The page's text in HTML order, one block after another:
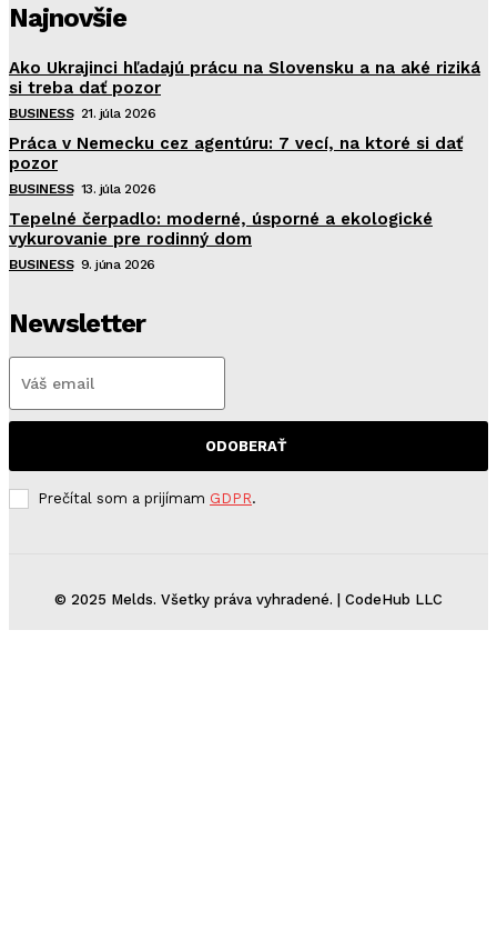
Najnovšie
Ako Ukrajinci hľadajú prácu na Slovensku a na aké riziká
si treba dať pozor
BUSINESS 21. júla 2026
Práca v Nemecku cez agentúru: 7 vecí, na ktoré si dať
pozor
BUSINESS 13. júla 2026
Tepelné čerpadlo: moderné, úsporné a ekologické
vykurovanie pre rodinný dom
BUSINESS 9. júna 2026
Newsletter
ODOBERAŤ
Prečítal som a prijímam GDPR.
© 2025 Melds. Všetky práva vyhradené. | CodeHub LLC